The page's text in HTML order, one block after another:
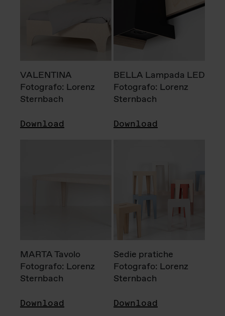
VALENTINA
Fotografo: Lorenz
Sternbach
Download
BELLA Lampada LED
Fotografo: Lorenz
Sternbach
Download
MARTA Tavolo
Fotografo: Lorenz
Sternbach
Download
Sedie pratiche
Fotografo: Lorenz
Sternbach
Download